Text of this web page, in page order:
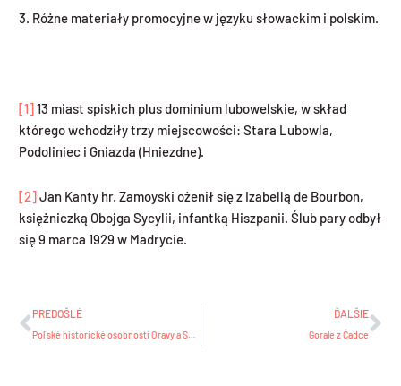
3. Różne materiały promocyjne w języku słowackim i polskim.
[1]13 miast spiskich plus dominium lubowelskie, w skład
którego wchodziły trzy miejscowości: Stara Lubowla,
Podoliniec i Gniazda (Hniezdne).
[2] Jan Kanty hr. Zamoyski ożenił się z Izabellą de Bourbon,
księżniczką Obojga Sycylii, infantką Hiszpanii. Ślub pary odbył
się 9 marca 1929 w Madrycie.
PREDOŠLÉ
Poľské historické osobnosti Oravy a Spiša
ĎALŠIE
Gorale z Čadce